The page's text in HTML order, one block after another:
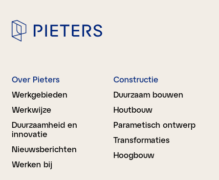
Over Pieters
Werkgebieden
Werkwijze
Duurzaamheid en
innovatie
Nieuwsberichten
Werken bij
Constructie
Duurzaam bouwen
Houtbouw
Parametisch ontwerp
Transformaties
Hoogbouw